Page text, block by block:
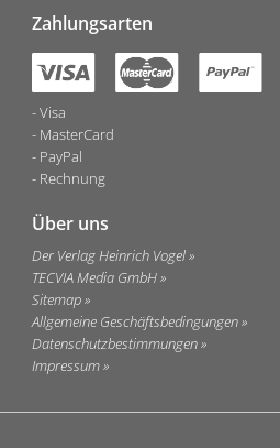
Zahlungsarten
Visa
MasterCard
PayPal
Rechnung
Über uns
Der Verlag Heinrich Vogel
TECVIA Media GmbH
Sitemap
Allgemeine Geschäftsbedingungen
Datenschutzbestimmungen
Impressum